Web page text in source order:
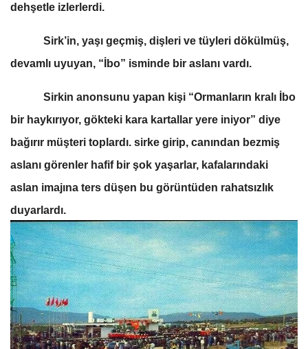
dehşetle izlerlerdi.
Sirk’in, yaşı geçmiş, dişleri ve tüyleri dökülmüş,
devamlı uyuyan, “İbo” isminde bir aslanı vardı.
Sirkin anonsunu yapan kişi “Ormanların kralı İbo
bir haykırıyor, gökteki kara kartallar yere iniyor” diye
bağırır müşteri toplardı. sirke girip, canından bezmiş
aslanı görenler hafif bir şok yaşarlar, kafalarındaki
aslan imajına ters düşen bu görüntüden rahatsızlık
duyarlardı.